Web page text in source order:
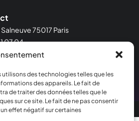
utilisons des technologies telles que les
des appareils. Le fait de
de traiter des données telles que le
sur ce site. Le fait de ne pas consentir
effet négatif sur certaines
75017 Paris
07 04